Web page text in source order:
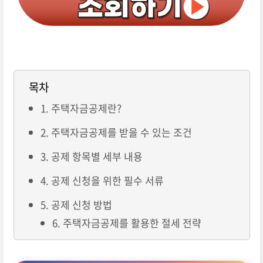
목차
1. 주택자금공제란?
2. 주택자금공제를 받을 수 있는 조건
3. 공제 항목별 세부 내용
4. 공제 신청을 위한 필수 서류
5. 공제 신청 방법
6. 주택자금공제를 활용한 절세 전략